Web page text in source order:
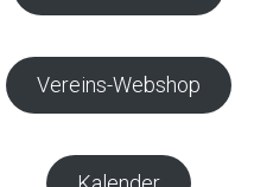
Vereins-Webshop